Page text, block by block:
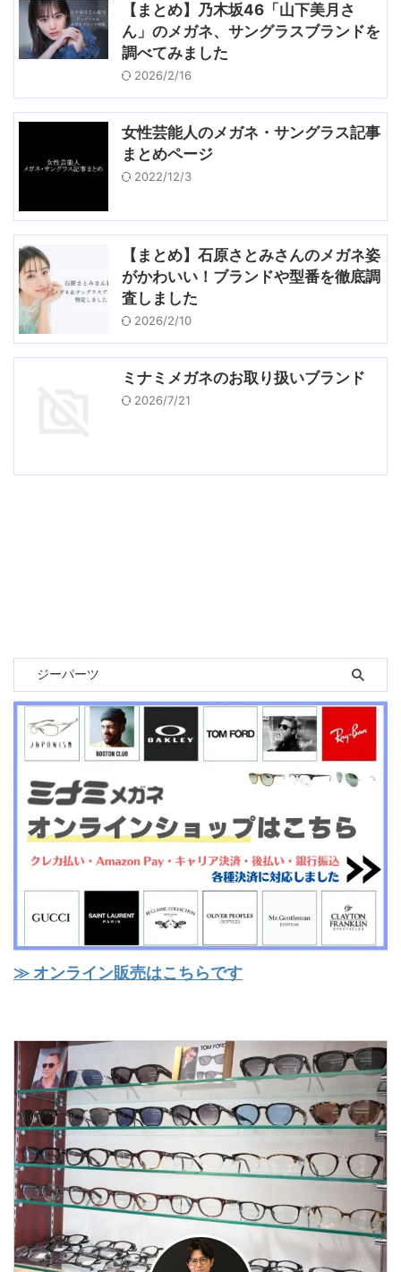
【まとめ】乃木坂46「山下美月さ
ん」のメガネ、サングラスブランドを
調べてみました
2026/2/16
女性芸能人のメガネ・サングラス記事
まとめページ
2022/12/3
【まとめ】石原さとみさんのメガネ姿
がかわいい！ブランドや型番を徹底調
査しました
2026/2/10
ミナミメガネのお取り扱いブランド
2026/7/21
≫ オンライン販売はこちらです